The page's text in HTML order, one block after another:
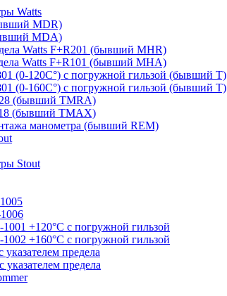
Watts
MDR)
MDA)
Watts F+R201 (бывший MHR)
Watts F+R101 (бывший MHA)
(0-120С°) с погружной гильзой (бывший T)
(0-160С°) с погружной гильзой (бывший T)
(бывший TMRA)
(бывший TMAX)
манометра (бывший REM)
Stout
+120°С с погружной гильзой
+160°С с погружной гильзой
предела
предела